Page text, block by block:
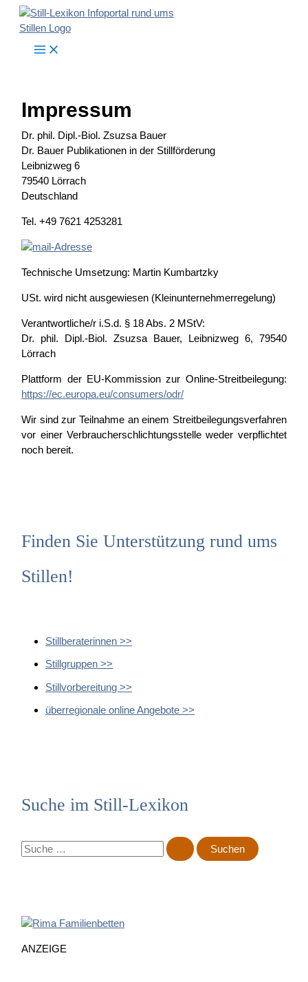
Zum
Inhalt
Impressum
Dr. phil. Dipl.-Biol. Zsuzsa Bauer
Dr. Bauer Publikationen in der Stillförderung
Leibnizweg 6
79540 Lörrach
Deutschland
Tel. +49 7621 4253281
Technische Umsetzung: Martin Kumbartzky
USt. wird nicht ausgewiesen (Kleinunternehmerregelung)
Verantwortliche/r i.S.d. § 18 Abs. 2 MStV:
Dr. phil. Dipl.-Biol. Zsuzsa Bauer, Leibnizweg 6, 79540
Lörrach
Plattform der EU-Kommission zur Online-Streitbeilegung:
https://ec.europa.eu/consumers/odr/
Wir sind zur Teilnahme an einem Streitbeilegungsverfahren
vor einer Verbraucherschlichtungsstelle weder verpflichtet
noch bereit.
Finden Sie Unterstützung rund ums
Stillen!
Stillberaterinnen >>
Stillgruppen >>
Stillvorbereitung >>
überregionale online Angebote >>
Suche im Still-Lexikon
S
u
n
a
ANZEIGE